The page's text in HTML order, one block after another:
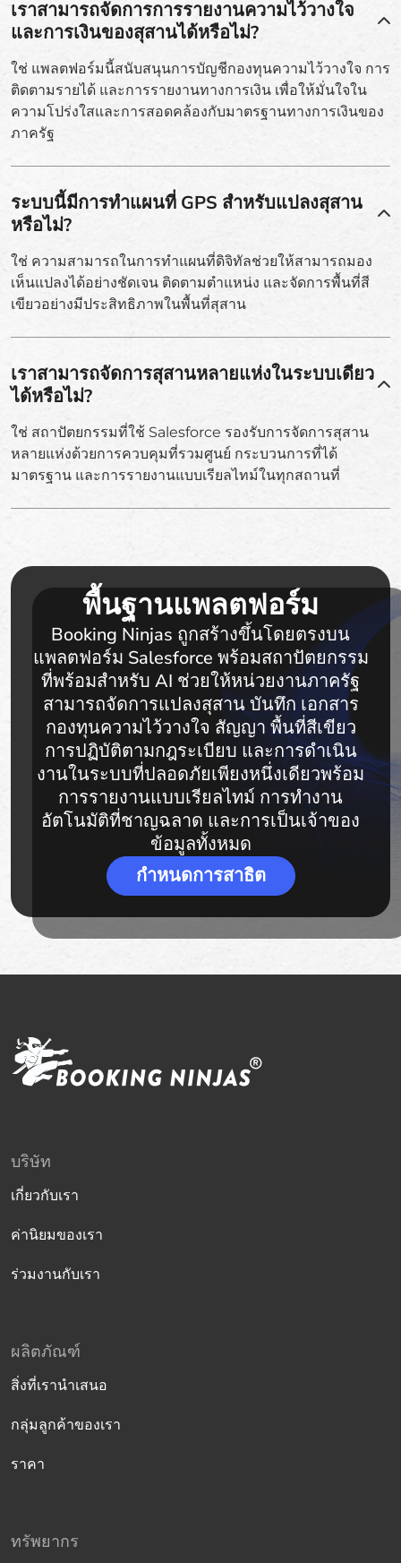
เราสามารถจัดการการรายงานความไว้วางใจ
และการเงินของสุสานได้หรือไม่?
ใช่ แพลตฟอร์มนี้สนับสนุนการบัญชีกองทุนความไว้วางใจ การ
ติดตามรายได้ และการรายงานทางการเงิน เพื่อให้มั่นใจใน
ความโปร่งใสและการสอดคล้องกับมาตรฐานทางการเงินของ
ภาครัฐ
ระบบนี้มีการทำแผนที่ GPS สำหรับแปลงสุสาน
หรือไม่?
ใช่ ความสามารถในการทำแผนที่ดิจิทัลช่วยให้สามารถมอง
เห็นแปลงได้อย่างชัดเจน ติดตามตำแหน่ง และจัดการพื้นที่สี
เขียวอย่างมีประสิทธิภาพในพื้นที่สุสาน
เราสามารถจัดการสุสานหลายแห่งในระบบเดียว
ได้หรือไม่?
ใช่ สถาปัตยกรรมที่ใช้ Salesforce รองรับการจัดการสุสาน
หลายแห่งด้วยการควบคุมที่รวมศูนย์ กระบวนการที่ได้
มาตรฐาน และการรายงานแบบเรียลไทม์ในทุกสถานที่
พื้นฐานแพลตฟอร์ม
Booking Ninjas ถูกสร้างขึ้นโดยตรงบน
แพลตฟอร์ม Salesforce พร้อมสถาปัตยกรรม
ที่พร้อมสำหรับ AI ช่วยให้หน่วยงานภาครัฐ
สามารถจัดการแปลงสุสาน บันทึก เอกสาร
กองทุนความไว้วางใจ สัญญา พื้นที่สีเขียว
การปฏิบัติตามกฎระเบียบ และการดำเนิน
งานในระบบที่ปลอดภัยเพียงหนึ่งเดียวพร้อม
การรายงานแบบเรียลไทม์ การทำงาน
อัตโนมัติที่ชาญฉลาด และการเป็นเจ้าของ
ข้อมูลทั้งหมด
กำหนดการสาธิต
บริษัท
เกี่ยวกับเรา
ค่านิยมของเรา
ร่วมงานกับเรา
ผลิตภัณฑ์
สิ่งที่เรานำเสนอ
กลุ่มลูกค้าของเรา
ราคา
ทรัพยากร